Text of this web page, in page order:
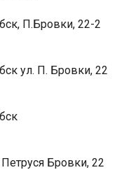
П.Бровки, 22-2
ул. П. Бровки, 22
Бровки, 22